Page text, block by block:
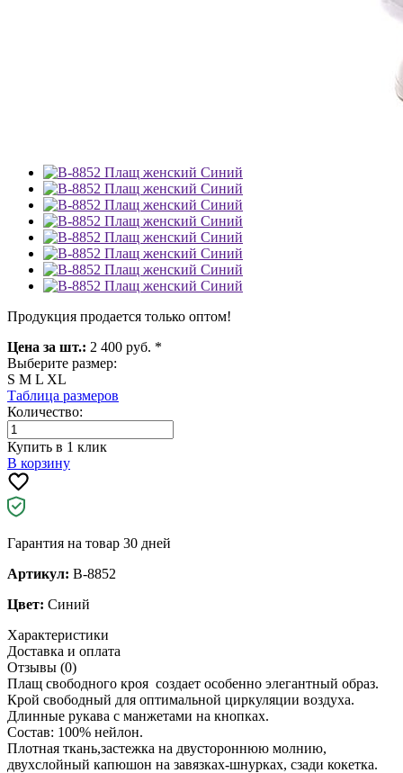
Продукция продается только оптом!
Цена за шт.: 2 400 руб. *
Выберите размер:
S M L XL
Таблица размеров
Количество:
Купить в 1 клик
В корзину
Гарантия на товар 30 дней
Артикул: B-8852
Цвет: Синий
Характеристики
Доставка и оплата
Отзывы (0)
Плащ свободного кроя создает особенно элегантный образ.
Крой свободный для оптимальной циркуляции воздуха.
Длинные рукава с манжетами на кнопках.
Состав: 100% нейлон.
Плотная ткань,застежка на двустороннюю молнию,
двухслойный капюшон на завязках-шнурках, сзади кокетка.